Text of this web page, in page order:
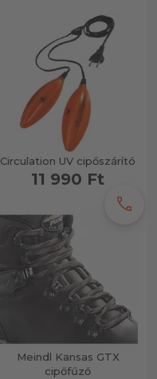
Circulation UV cipőszárító
11 990 Ft
Meindl Kansas GTX
cipőfűző
call